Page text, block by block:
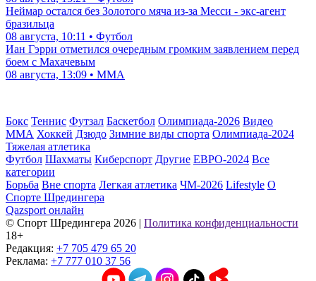
Неймар остался без Золотого мяча из-за Месси - экс-агент
бразильца
08 августа, 10:11 • Футбол
Иан Гэрри отметился очередным громким заявлением перед
боем с Махачевым
08 августа, 13:09 • ММА
Бокс Теннис Футзал Баскетбол Олимпиада-2026 Видео
ММА Хоккей Дзюдо Зимние виды спорта Олимпиада-2024
Тяжелая атлетика
Футбол Шахматы Киберспорт Другие ЕВРО-2024 Все
категории
Борьба Вне спорта Легкая атлетика ЧМ-2026 Lifestyle О
Спорте Шредингера
Qazsport онлайн
© Cпорт Шредингера 2026
Политика конфиденциальности
18+
Редакция: +7 705 479 65 20
Реклама: +7 777 010 37 56